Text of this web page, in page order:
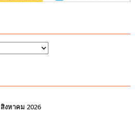
สิงหาคม 2026